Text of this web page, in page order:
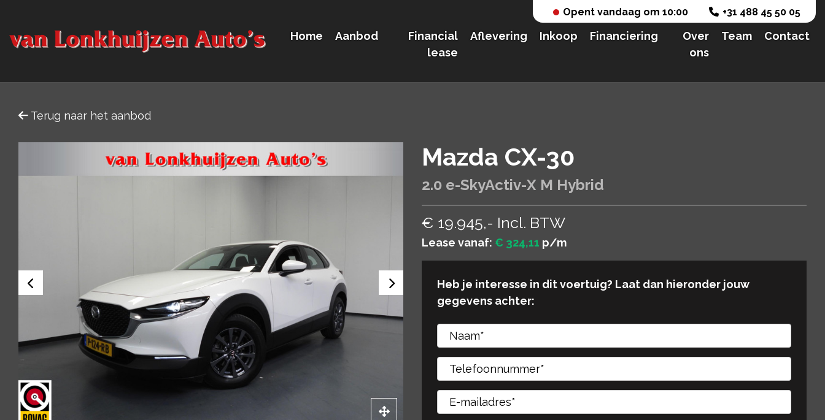
Opent vandaag om 10:00 +31 488 45 50 05
Home Aanbod
Financial
lease
Aflevering Inkoop Financiering
Over
ons
Team Contact
Terug naar het aanbod
Mazda CX-30
2.0 e-SkyActiv-X M Hybrid
€ 19.945,- Incl. BTW
Lease vanaf: € 324,11 p/m
Heb je interesse in dit voertuig? Laat dan hieronder jouw
gegevens achter:
Gelieve dit veld leeg te laten.
Gelieve dit veld leeg te laten.